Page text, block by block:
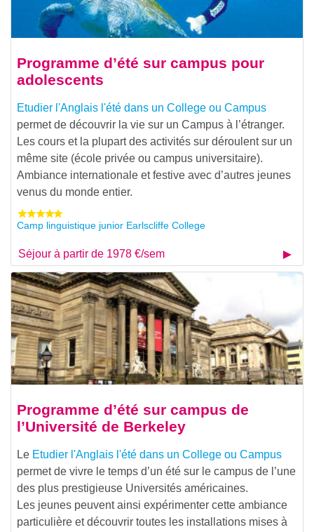
Programme d’été sur campus pour
adolescents
Etudier l'Anglais l'été dans un College ou Campus
permet de découvrir la vie sur un Campus à l’étranger.
Les cours et la plupart des activités sur déroulent sur un
même site (école privée ou campus universitaire).
Ambiance internationale et festive avec d’autres jeunes
venus du monde entier.
Camp linguistique junior Earlscliffe College
Séjour à partir de 1978 €/sem
Programme d’été sur campus de
l’Université de Berkeley
Le Etudier l'Anglais l'été dans un College ou Campus
permet de vivre le temps d’un été sur le campus de l’une
des plus prestigieuse Universités américaines.
Les jeunes peuvent ainsi expérimenter cette ambiance
particulière et découvrir toutes les installations mises à